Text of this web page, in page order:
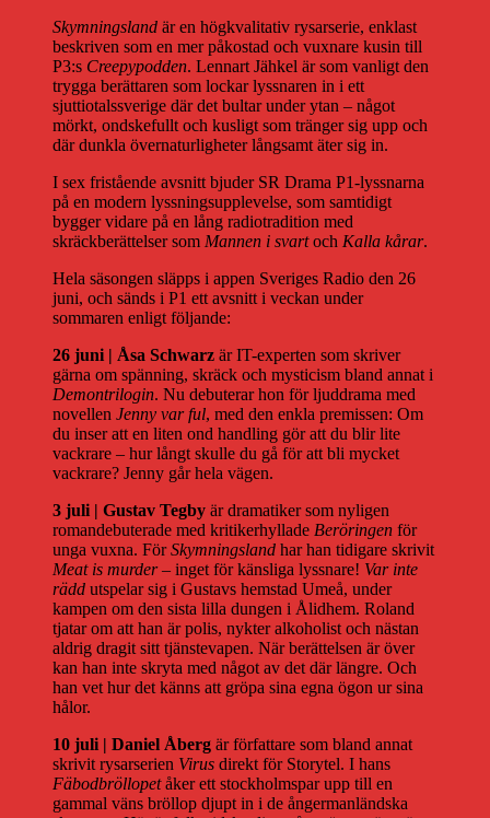
Skymningsland är en högkvalitativ rysarserie, enklast
beskriven som en mer påkostad och vuxnare kusin till
P3:s Creepypodden. Lennart Jähkel är som vanligt den
trygga berättaren som lockar lyssnaren in i ett
sjuttiotalssverige där det bultar under ytan – något
mörkt, ondskefullt och kusligt som tränger sig upp och
där dunkla övernaturligheter långsamt äter sig in.
I sex fristående avsnitt bjuder SR Drama P1-lyssnarna
på en modern lyssningsupplevelse, som samtidigt
bygger vidare på en lång radiotradition med
skräckberättelser som Mannen i svartoch Kalla kårar.
Hela säsongen släpps i appen Sveriges Radio den 26
juni, och sänds i P1 ett avsnitt i veckan under
sommaren enligt följande:
26 juni | Åsa Schwarz är IT-experten som skriver
gärna om spänning, skräck och mysticism bland annat i
Demontrilogin. Nu debuterar hon för ljuddrama med
novellen Jenny var ful, med den enkla premissen: Om
du inser att en liten ond handling gör att du blir lite
vackrare – hur långt skulle du gå för att bli mycket
vackrare? Jenny går hela vägen.
3 juli | Gustav Tegby är dramatiker som nyligen
romandebuterade med kritikerhyllade Beröringen för
unga vuxna. FörSkymningsland har han tidigare skrivit
Meat is murder– inget för känsliga lyssnare! Var inte
rädd utspelar sig i Gustavs hemstad Umeå, under
kampen om den sista lilla dungen i Ålidhem. Roland
tjatar om att han är polis, nykter alkoholist och nästan
aldrig dragit sitt tjänstevapen. När berättelsen är över
kan han inte skryta med något av det där längre. Och
han vet hur det känns att gröpa sina egna ögon ur sina
hålor.
10 juli | Daniel Åberg är författare som bland annat
skrivit rysarserien Virus direkt för Storytel. I hans
Fäbodbröllopetåker ett stockholmspar upp till en
gammal väns bröllop djupt in i de ångermanländska